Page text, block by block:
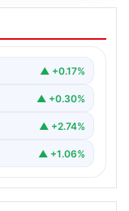
tek
▲ +0.17%
▲ +0.30%
▲ +2.74%
▲ +1.06%